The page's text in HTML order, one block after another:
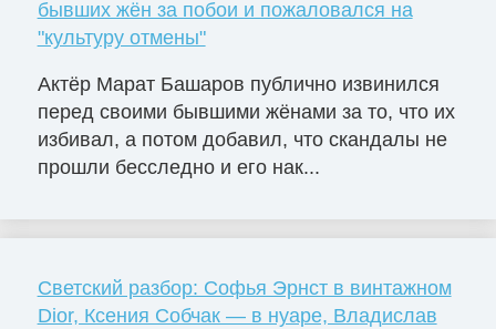
бывших жён за побои и пожаловался на
"культуру отмены"
Актёр Марат Башаров публично извинился
перед своими бывшими жёнами за то, что их
избивал, а потом добавил, что скандалы не
прошли бесследно и его нак...
Светский разбор: Софья Эрнст в винтажном
Dior, Ксения Собчак — в нуаре, Владислав